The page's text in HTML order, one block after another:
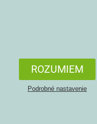
ROZUMIEM
Podrobné nastavenie